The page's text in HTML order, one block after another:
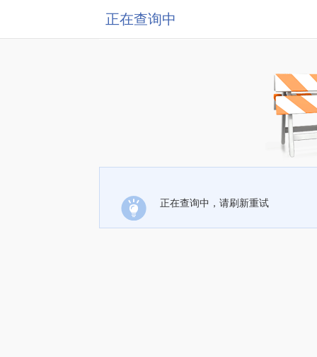
正在查询中
正在查询中，请刷新重试